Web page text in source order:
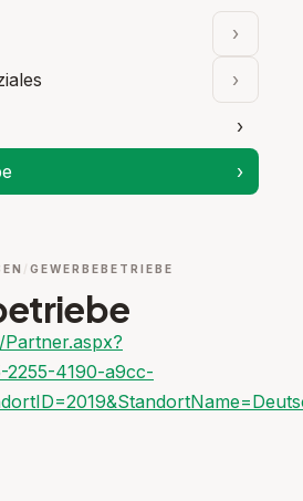
›
›
›
›
GEWERBEBETRIEBE
4190-a9cc-